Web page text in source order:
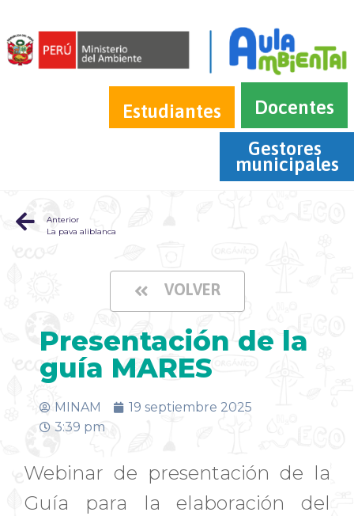
Estudiantes
Docentes
Gestores
municipales
Anterior
La pava aliblanca
VOLVER
Presentación de la
guía MARES
MINAM
19 septiembre 2025
3:39 pm
Webinar de presentación de la
Guía para la elaboración del